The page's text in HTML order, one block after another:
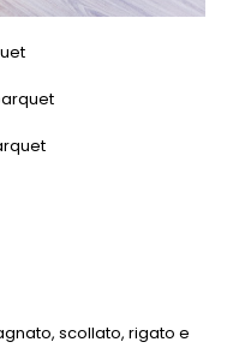
scollato, rigato e